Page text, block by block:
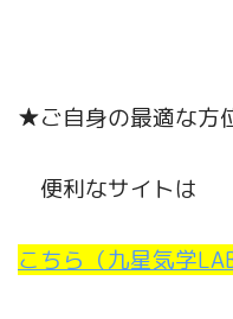
★ご自身の最適な方
便利なサイトは
こちら（九星気学LAB